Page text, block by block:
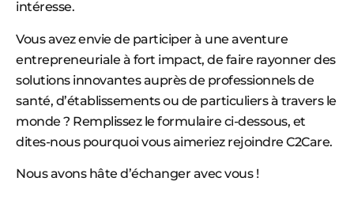
intéresse.
Vous avez envie de participer à une aventure
entrepreneuriale à fort impact, de faire rayonner des
solutions innovantes auprès de professionnels de
santé, d’établissements ou de particuliers à travers le
monde ? Remplissez le formulaire ci-dessous, et
dites-nous pourquoi vous aimeriez rejoindre C2Care.
Nous avons hâte d’échanger avec vous !